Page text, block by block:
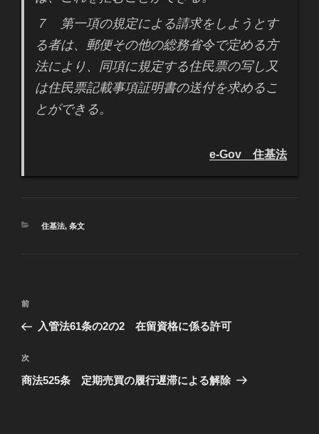
７ 第一項の規定による請求をしようとす
る者は、郵便その他の総務省令で定める方
法により、同項に規定する住民票の写し又
は住民票記載事項証明書の送付を求めるこ
とができる。
e-Gov 住基法
カ
住基法, 条文
投
ビ
ゲ
過
去
投
稿
前
入管法61条の2の2 在留資格に係る許可
次
の
次
商法525条 定期売買の履行遅滞による解除